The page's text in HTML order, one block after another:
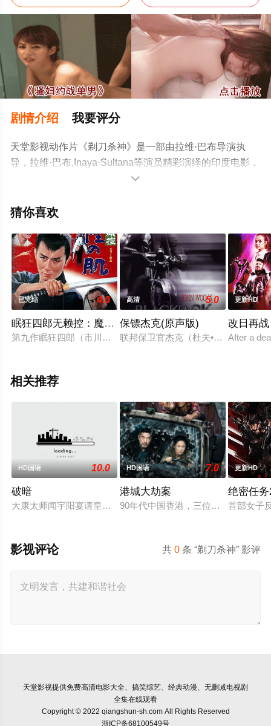
剧情介绍 我要评分
天堂影视动作片《剃刀杀神》是一部由拉维·巴布导演执
导，拉维·巴布,Inaya·Sultana等演员精彩演绎的印度电影，
手机免费观看高清未删减完整版电影大全就上电影天堂
平台了解。

猜你喜欢
已完结 4.0
眠狂四郎无赖控：魔性之肌
第九作眠狂四郎（市川雷蔵）は、闕所物奉行・朝比奈修理亮
高清 5.0
保镖杰克(原声版)
联邦保卫官杰克（杜夫•朗格
更新HD
改日再战
After a
相关推荐
HD国语 10.0
破暗
大康太师闻宇阳宴请皇上义子神策府神威将军冷啸天，席间告
HD国语 7.0
港城大劫案
90年代中国香港，三位深陷生存绝
更新HD
绝密任务
首部女子
共0 条 “剃刀杀神” 影评
影视评论
天堂影视提供免费高清电影大全、搞笑综艺、经典动漫、无删减电视剧
全集在线观看
Copyright © 2022 qiangshun-sh.com All Rights Reserved
浙ICP备68100549号